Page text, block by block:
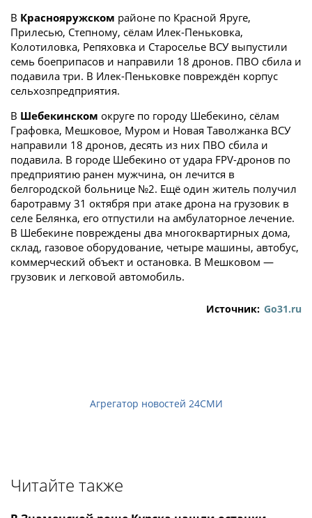
В Краснояружском районе по Красной Яруге,
Прилесью, Степному, сёлам Илек-Пеньковка,
Колотиловка, Репяховка и Староселье ВСУ выпустили
семь боеприпасов и направили 18 дронов. ПВО сбила и
подавила три. В Илек-Пеньковке повреждён корпус
сельхозпредприятия.
В Шебекинском округе по городу Шебекино, сёлам
Графовка, Мешковое, Муром и Новая Таволжанка ВСУ
направили 18 дронов, десять из них ПВО сбила и
подавила. В городе Шебекино от удара FPV-дронов по
предприятию ранен мужчина, он лечится в
белгородской больнице №2. Ещё один житель получил
баротравму 31 октября при атаке дрона на грузовик в
селе Белянка, его отпустили на амбулаторное лечение.
В Шебекине повреждены два многоквартирных дома,
склад, газовое оборудование, четыре машины, автобус,
коммерческий объект и остановка. В Мешковом —
грузовик и легковой автомобиль.
Источник: Go31.ru
Агрегатор новостей 24СМИ
Читайте также